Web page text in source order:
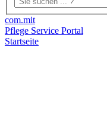
com.mit
Pflege Service Portal
Startseite